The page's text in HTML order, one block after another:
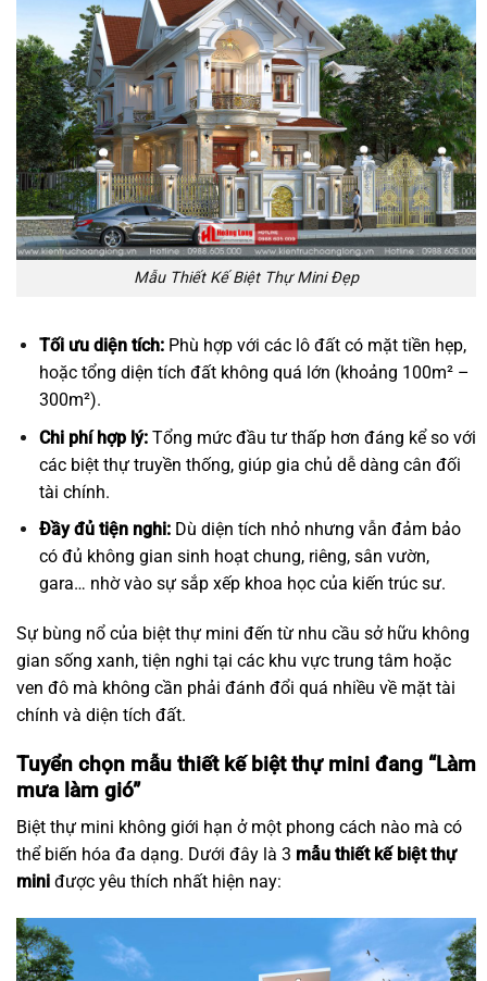
Mẫu Thiết Kế Biệt Thự Mini Đẹp
Tối ưu diện tích:Phù hợp với các lô đất có mặt tiền hẹp,
hoặc tổng diện tích đất không quá lớn (khoảng 100m² –
300m²).
Chi phí hợp lý:Tổng mức đầu tư thấp hơn đáng kể so với
các biệt thự truyền thống, giúp gia chủ dễ dàng cân đối
tài chính.
Đầy đủ tiện nghi:Dù diện tích nhỏ nhưng vẫn đảm bảo
có đủ không gian sinh hoạt chung, riêng, sân vườn,
gara… nhờ vào sự sắp xếp khoa học của kiến trúc sư.
Sự bùng nổ của biệt thự mini đến từ nhu cầu sở hữu không
gian sống xanh, tiện nghi tại các khu vực trung tâm hoặc
ven đô mà không cần phải đánh đổi quá nhiều về mặt tài
chính và diện tích đất.
Tuyển chọn mẫu thiết kế biệt thự mini đang “Làm
mưa làm gió”
Biệt thự mini không giới hạn ở một phong cách nào mà có
thể biến hóa đa dạng. Dưới đây là 3 mẫu thiết kế biệt thự
mini được yêu thích nhất hiện nay: